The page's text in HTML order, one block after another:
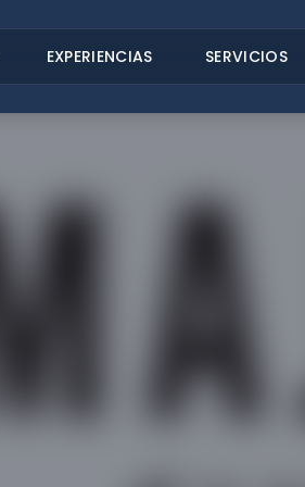
EXPERIENCIAS SERVICIOS